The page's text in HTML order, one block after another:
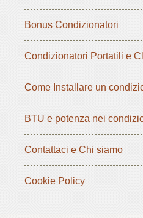
Bonus Condizionatori
Condizionatori Portatili e
Come Installare un
BTU e potenza nei
Contattaci e Chi siamo
Cookie Policy